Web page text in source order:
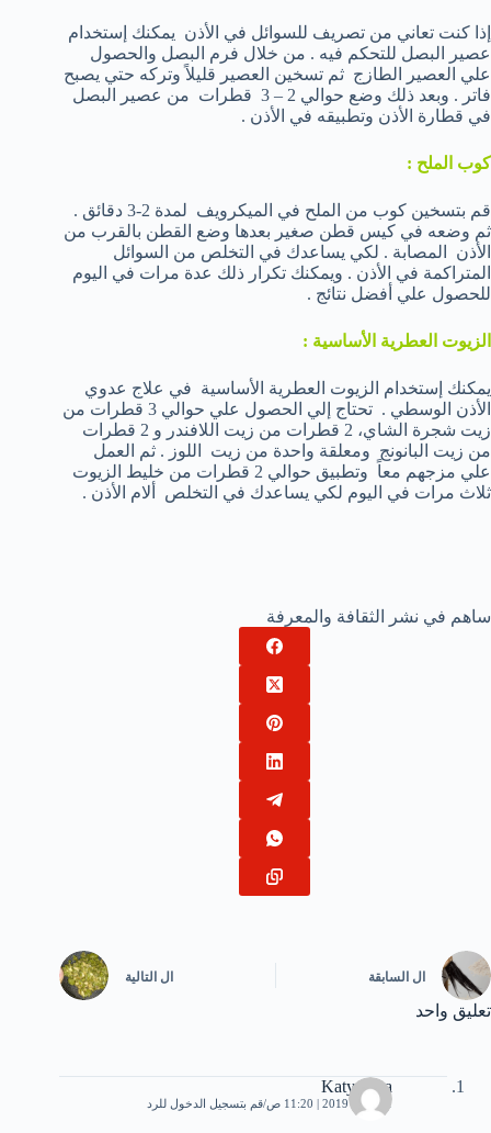
إذا كنت تعاني من تصريف للسوائل في الأذن يمكنك إستخدام
عصير البصل للتحكم فيه . من خلال فرم البصل والحصول
علي العصير الطازج ثم تسخين العصير قليلاً وتركه حتي يصبح
فاتر . وبعد ذلك وضع حوالي 2 – 3 قطرات من عصير البصل
في قطارة الأذن وتطبيقه في الأذن .
كوب الملح :
قم بتسخين كوب من الملح في الميكرويف لمدة 2-3 دقائق .
ثم وضعه في كيس قطن صغير بعدها وضع القطن بالقرب من
الأذن المصابة . لكي يساعدك في التخلص من السوائل
المتراكمة في الأذن . ويمكنك تكرار ذلك عدة مرات في اليوم
للحصول علي أفضل نتائج .
الزيوت العطرية الأساسية :
يمكنك إستخدام الزيوت العطرية الأساسية في علاج عدوي
الأذن الوسطي . تحتاج إلي الحصول علي حوالي 3 قطرات من
زيت شجرة الشاي، 2 قطرات من زيت اللافندر و 2 قطرات
من زيت البانونج ومعلقة واحدة من زيت اللوز . ثم العمل
علي مزجهم معاً وتطبيق حوالي 2 قطرات من خليط الزيوت
ثلاث مرات في اليوم لكي يساعدك في التخلص ألام الأذن .
ساهم في نشر الثقافة والمعرفة
ال السابقة ال التالية
تعليق واحد
Katy anna
21 يناير، 2019 | 11:20 ص قم بتسجيل الدخول للرد